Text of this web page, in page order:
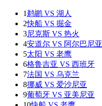
1 鹈鹕 VS 湖人
2快船 VS 掘金
3尼克斯 VS 热火
4安道尔 VS 阿尔巴尼亚
5太阳 VS 老鹰
6格鲁吉亚 VS 西班牙
7法国 VS 乌克兰
8挪威 VS 爱沙尼亚
9葡萄牙 VS 亚美尼亚